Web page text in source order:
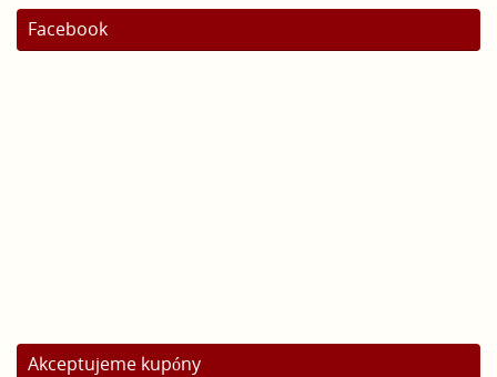
Facebook
Akceptujeme kupóny